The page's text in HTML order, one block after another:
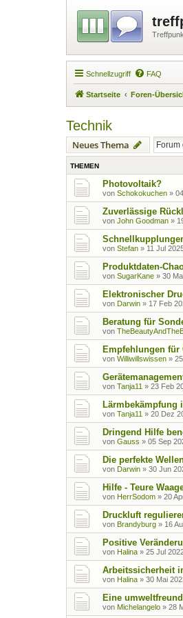
Schnellzugriff FAQ
Startseite Foren-
Technik
Neues Thema
THEMEN
Photovoltaik?
von Schokokuchen »
Zuverlässige
von John Goodman »
von Stefan » 11 Jul
Produktdaten-
von SugarKane » 30
Elektronischer
von Darwin » 17 Feb
Beratung für
von
Empfehlungen für
von Williwillswissen »
von Tanja11 » 23 Feb
Lärmbekämpfung
von Tanja11 » 20 Dez
Dringend Hilfe
von Gauss » 05 Sep
Die perfekte
von Darwin » 30 Jun
Hilfe - Teure
von HerrSodom » 20
Druckluft
von Brandyburg » 16
Positive
von Halina » 25 Jul
Arbeitssicherheit
von Halina » 30 Mai
Eine
von Michelangelo » 28